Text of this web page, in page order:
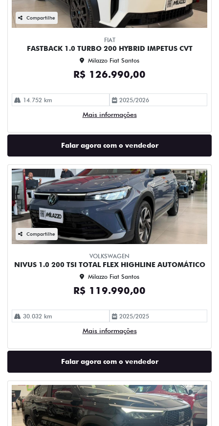
Compartilhe
FIAT
FASTBACK 1.0 TURBO 200 HYBRID IMPETUS CVT
Milazzo Fiat Santos
R$ 126.990,00
14.752 km 2025/2026
Mais informações
Falar agora com o vendedor
Compartilhe
VOLKSWAGEN
NIVUS 1.0 200 TSI TOTAL FLEX HIGHLINE AUTOMÁTICO
Milazzo Fiat Santos
R$ 119.990,00
30.032 km 2025/2025
Mais informações
Falar agora com o vendedor